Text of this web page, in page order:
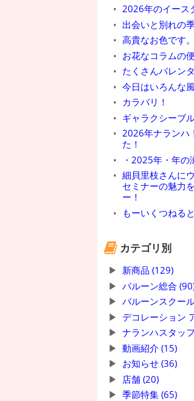
2026年のイース
出会いと別れの季
高貴なお色です。
お花なコラムの
たくさんバレン
今日はいろんな
カラバリ！
ギャラクシーブ
2026年ナランハ
た！
・2025年・年の
細貝里枝さんに
セミナーの魅力
ー！
もーいくつねると
カテゴリ別
新商品 (129)
バルーン総合
バルーンスクー
デコレーション
ナランハスタッ
動画紹介 (15)
お知らせ (36)
店舗 (20)
季節特集 (65)